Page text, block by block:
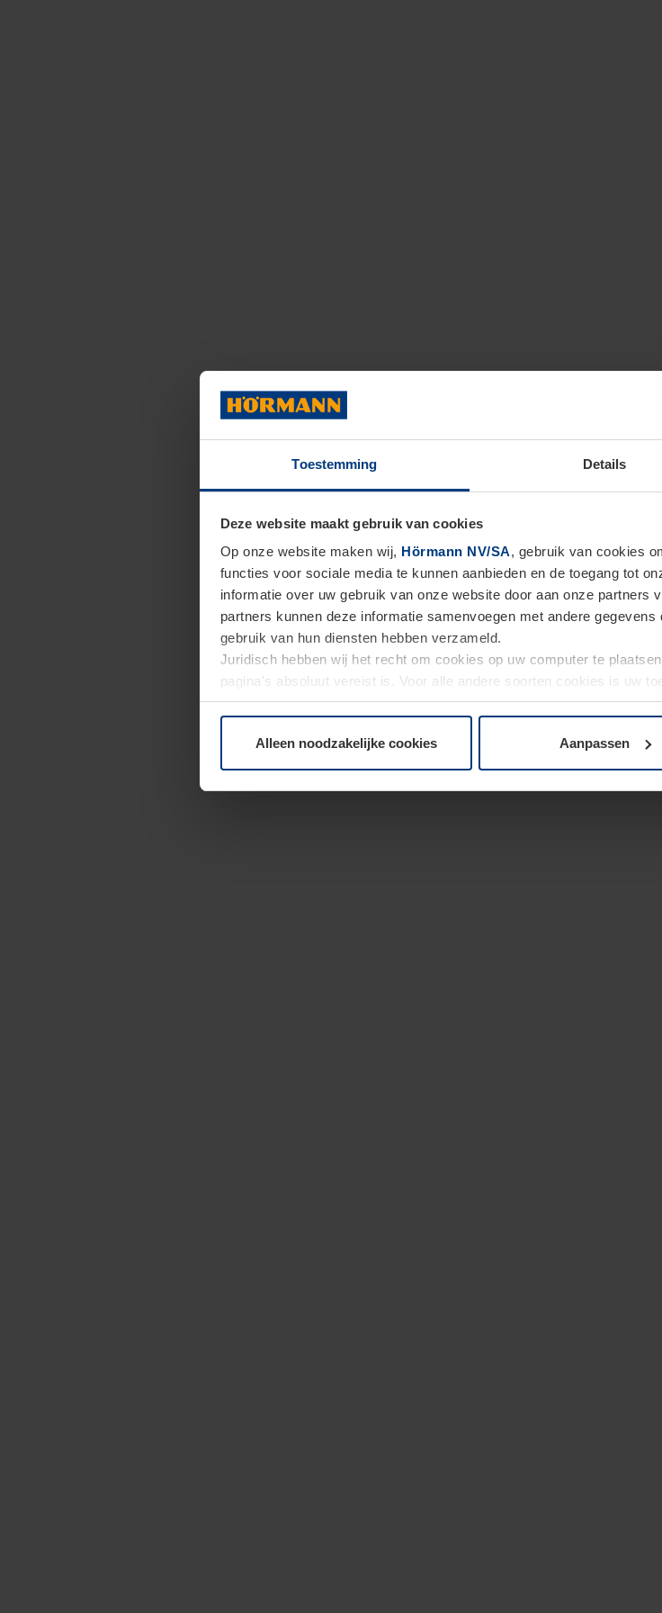
Toestemming Details
Deze website maakt gebruik van cookies
Op onze website maken wij, Hörmann NV/SA, gebruik van cookies
functies voor sociale media te kunnen aanbieden en de toegang tot
informatie over uw gebruik van onze website door aan onze partners
partners kunnen deze informatie samenvoegen met andere
gebruik van hun diensten hebben verzameld.
Juridisch hebben wij het recht om cookies op uw computer te
pagina's absoluut vereist is. Voor alle andere soorten cookies is uw
moment bij de uitleg van de cookies op paginaPrivacyverklaringop
Alleen noodzakelijke cookies Aanpassen